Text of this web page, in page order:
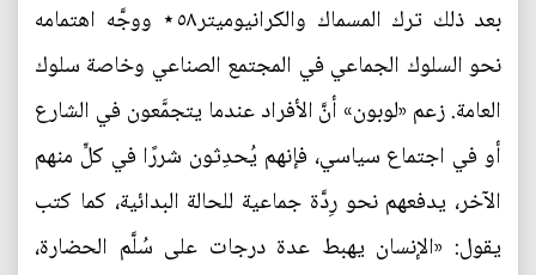
بعد ذلك ترك المسماك والكرانيوميتر٥٨⋆ ووجَّه اهتمامه
نحو السلوك الجماعي في المجتمع الصناعي وخاصة سلوك
العامة. زعم «لوبون» أنَّ الأفراد عندما يتجمَّعون في الشارع
أو في اجتماع سياسي، فإنهم يُحدِثون شررًا في كلٍّ منهم
الآخر، يدفعهم نحو رِدَّة جماعية للحالة البدائية، كما كتب
يقول: «الإنسان يهبط عدة درجات على سُلَّم الحضارة،